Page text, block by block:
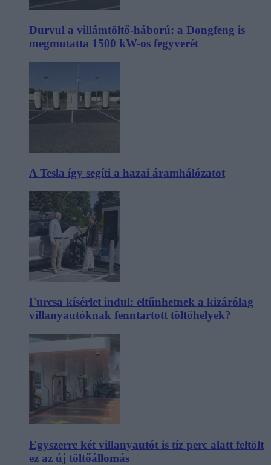
Durvul a villámtöltő-háború: a Dongfeng is
megmutatta 1500 kW-os fegyverét
A Tesla így segíti a hazai áramhálózatot
Furcsa kísérlet indul: eltűnhetnek a kizárólag
villanyautóknak fenntartott töltőhelyek?
Egyszerre két villanyautót is tíz perc alatt feltölt
ez az új töltőállomás